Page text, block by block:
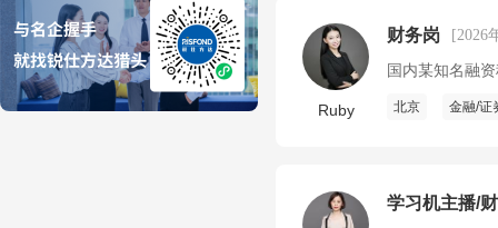
Ruby
财务岗 [2026
国内某知名融
北京 金融/证
学习机主播/